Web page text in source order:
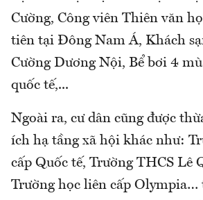
Cường, Công viên Thiên văn
tiên tại Đông Nam Á, Khách
Cường Dương Nội, Bể bơi 4
quốc tế,...
Ngoài ra, cư dân cũng được
ích hạ tầng xã hội khác như:
cấp Quốc tế, Trường THCS Lê
Trường học liên cấp Olympia…